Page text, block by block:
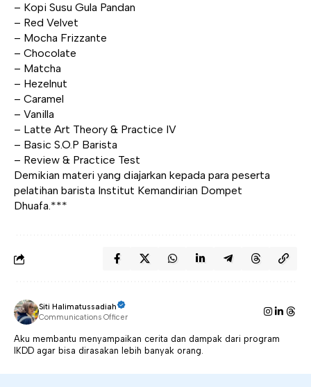
– Kopi Susu Gula Pandan
– Red Velvet
– Mocha Frizzante
– Chocolate
– Matcha
– Hezelnut
– Caramel
– Vanilla
– Latte Art Theory & Practice IV
– Basic S.O.P Barista
– Review & Practice Test
Demikian materi yang diajarkan kepada para peserta
pelatihan barista Institut Kemandirian Dompet
Dhuafa.***
Siti Halimatussadiah
Communications Officer
Aku membantu menyampaikan cerita dan dampak dari program
IKDD agar bisa dirasakan lebih banyak orang.